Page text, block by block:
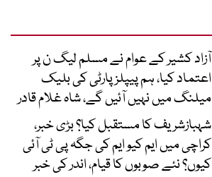
آزاد کشیر کے عوام نے مسلم لیگ ن پر
اعتماد کیا، ہم پیپلز پارٹی کی بلیک
میلنگ میں نہیں آئیں گے، شاہ غلام قادر
شہبازشریف کا مستقبل کیا؟ بڑی خبر،
کراچی میں ایم کیو ایم کی جگہ پی ٹی آئی
کیوں؟ نئے صوبوں کا قیام، اندر کی خبر